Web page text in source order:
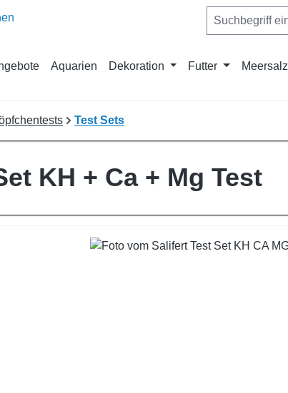
Aquarien Dekoration Futter Meersalz
Test Sets
KH + Ca + Mg Test